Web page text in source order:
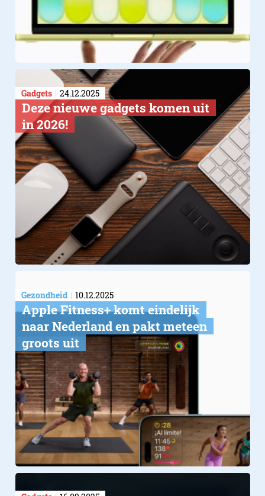
Gadgets 24.12.2025
Deze nieuwe gadgets komen uit
in 2026!
Gezondheid 10.12.2025
Apple Fitness+ komt eindelijk
naar Nederland en pakt meteen
groots uit